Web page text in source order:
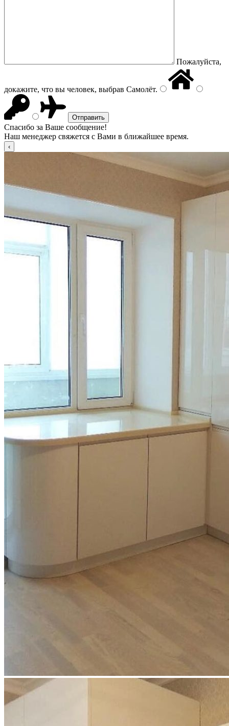
Пожалуйста,
докажите, что вы человек, выбрав Самолёт.
Спасибо за Ваше сообщение!
Наш менеджер свяжется с Вами в ближайшее время.